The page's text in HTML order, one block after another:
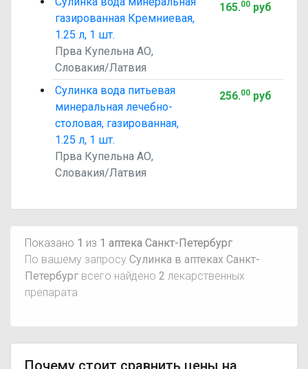
газированная Кремниевая,
1.25 л, 1 шт.
Прва Купельна АО,
Словакия/Латвия
165.00руб
Сулинка вода питьевая
минеральная лечебно-
столовая, газированная,
1.25 л, 1 шт.
Прва Купельна АО,
Словакия/Латвия
256.00руб
Показано 1 из 1 аптека Санкт-Петербург
По вашему запросу Сулинка в аптеках Санкт-
Петербург всего найдено 2 лекарственных
препарата
Почему стоит сравнить цены на